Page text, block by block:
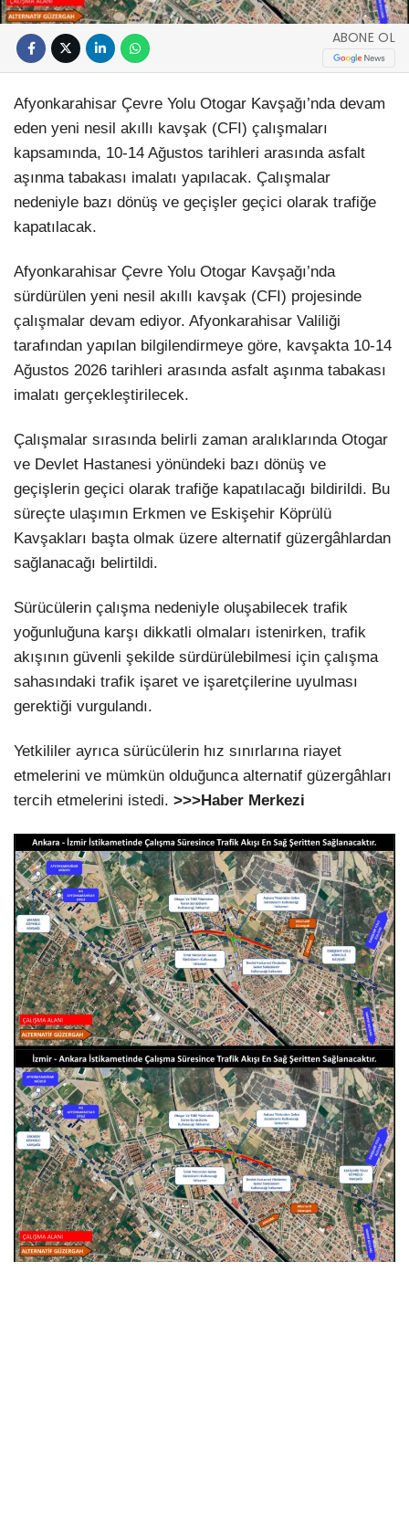
ABONE OL
Afyonkarahisar Çevre Yolu Otogar Kavşağı’nda devam
eden yeni nesil akıllı kavşak (CFI) çalışmaları
kapsamında, 10-14 Ağustos tarihleri arasında asfalt
aşınma tabakası imalatı yapılacak. Çalışmalar
nedeniyle bazı dönüş ve geçişler geçici olarak trafiğe
kapatılacak.
Afyonkarahisar Çevre Yolu Otogar Kavşağı’nda
sürdürülen yeni nesil akıllı kavşak (CFI) projesinde
çalışmalar devam ediyor. Afyonkarahisar Valiliği
tarafından yapılan bilgilendirmeye göre, kavşakta 10-14
Ağustos 2026 tarihleri arasında asfalt aşınma tabakası
imalatı gerçekleştirilecek.
Çalışmalar sırasında belirli zaman aralıklarında Otogar
ve Devlet Hastanesi yönündeki bazı dönüş ve
geçişlerin geçici olarak trafiğe kapatılacağı bildirildi. Bu
süreçte ulaşımın Erkmen ve Eskişehir Köprülü
Kavşakları başta olmak üzere alternatif güzergâhlardan
sağlanacağı belirtildi.
Sürücülerin çalışma nedeniyle oluşabilecek trafik
yoğunluğuna karşı dikkatli olmaları istenirken, trafik
akışının güvenli şekilde sürdürülebilmesi için çalışma
sahasındaki trafik işaret ve işaretçilerine uyulması
gerektiği vurgulandı.
Yetkililer ayrıca sürücülerin hız sınırlarına riayet
etmelerini ve mümkün olduğunca alternatif güzergâhları
tercih etmelerini istedi. >>>Haber Merkezi